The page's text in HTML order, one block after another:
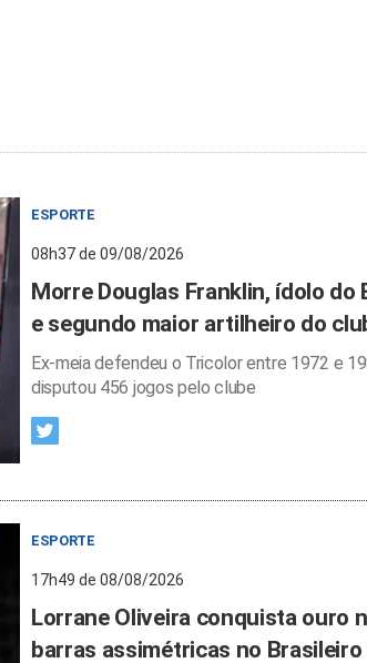
ESPORTE
08h37 de 09/08/2026
Morre Douglas Franklin, ídolo do
e segundo maior artilheiro do
Ex-meia defendeu o Tricolor entre 1972 e
disputou 456 jogos pelo clube
ESPORTE
17h49 de 08/08/2026
Lorrane Oliveira conquista ouro
barras assimétricas no Brasileiro